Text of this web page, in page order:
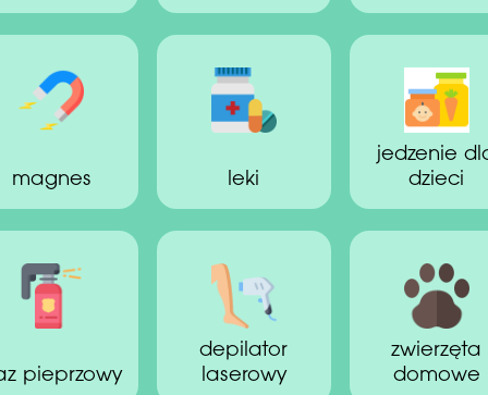
magnes leki
jedzenie
dzieci
pieprzowy
depilator
laserowy
zwierzęta
domowe